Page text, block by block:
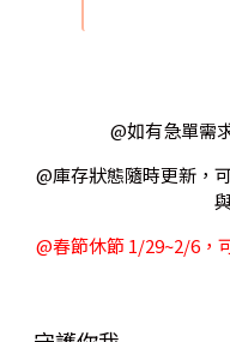
@如有急單需
@庫存狀態隨時更新，
@春節休節 1/29~2/6，